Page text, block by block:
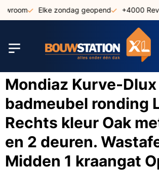
Elke zondag geopend +4000
Mondiaz Kurve-Dlux
badmeubel ronding
Rechts kleur Oak
en 2 deuren.
Midden 1 kraangat